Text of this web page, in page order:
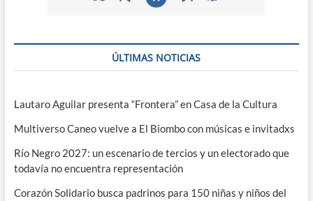
ÚLTIMAS NOTICIAS
Lautaro Aguilar presenta “Frontera” en Casa de la Cultura
Multiverso Caneo vuelve a El Biombo con músicas e invitadxs
Río Negro 2027: un escenario de tercios y un electorado que
todavía no encuentra representación
Corazón Solidario busca padrinos para 150 niñas y niños del